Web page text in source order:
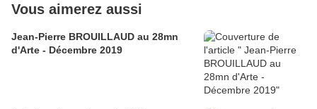
Vous aimerez aussi
Jean-Pierre BROUILLAUD au 28mn
d'Arte - Décembre 2019